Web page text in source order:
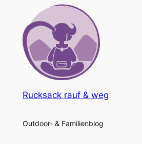
Rucksack rauf & weg
Outdoor- & Familienblog